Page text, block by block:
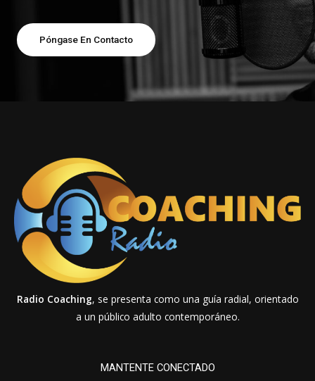
Póngase En Contacto
Radio Coaching, se presenta como una guía radial, orientado
a un público adulto contemporáneo.
MANTENTE CONECTADO